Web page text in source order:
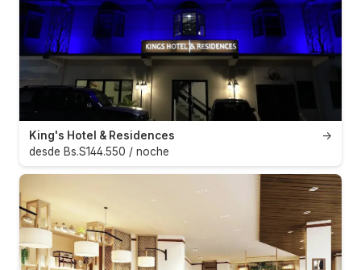
→
King's Hotel & Residences
desde Bs.S144.550 / noche